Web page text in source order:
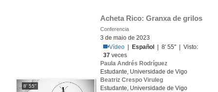
8' 55''
Acheta Rico: Granxa de grilos
Conferencia
3 de maio de 2023
Vídeo
Español
| 8' 55'' | Visto:
37 veces
Paula Andrés Rodríguez
Estudante, Universidade de Vigo
Beatriz Crespo Viruleg
Estudante, Universidade de Vigo